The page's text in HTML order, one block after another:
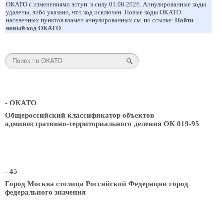
ОКАТО с изменениями вступ. в силу 01.08.2026. Аннулированные коды
удалены, либо указано, что код исключен. Новые коды ОКАТО
населенных пунктов взамен аннулированных см. по ссылке: Найти
новый код ОКАТО.
- ОКАТО
Общероссийский классификатор объектов
административно-территориального деления ОК 019-95
- 45
Город Москва столица Российской Федерации город
федерального значения